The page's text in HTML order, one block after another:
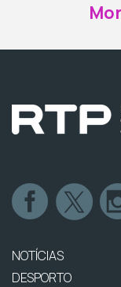
NOTÍCIAS
DESPORTO